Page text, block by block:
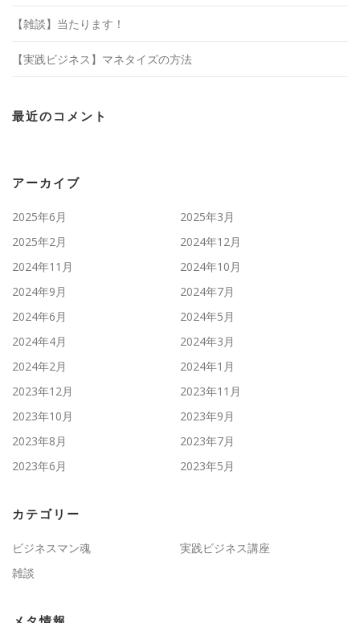
【雑談】当たります！
【実践ビジネス】マネタイズの方法
最近のコメント
アーカイブ
2025年6月
2025年3月
2025年2月
2024年12月
2024年11月
2024年10月
2024年9月
2024年7月
2024年6月
2024年5月
2024年4月
2024年3月
2024年2月
2024年1月
2023年12月
2023年11月
2023年10月
2023年9月
2023年8月
2023年7月
2023年6月
2023年5月
カテゴリー
ビジネスマン魂
実践ビジネス講座
雑談